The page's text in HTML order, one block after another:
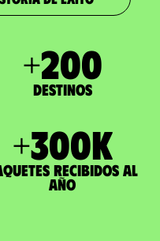
+200
Destinos
+300K
recibidos al
año